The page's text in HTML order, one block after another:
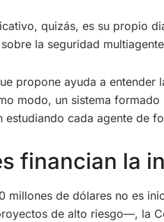
quizás, es su propio
la seguridad
propone ayuda a
modo, un sistema
estudiando cada agente de
financian la
millones de dólares no es
de alto riesgo—, la